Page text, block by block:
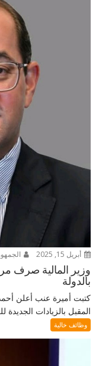
أبريل 15, 2025
وزير المالية صرف
بالدولة
كتبت أميرة عنب أعلن
المقبل بالزيادات الجديدة
وظائف خالية